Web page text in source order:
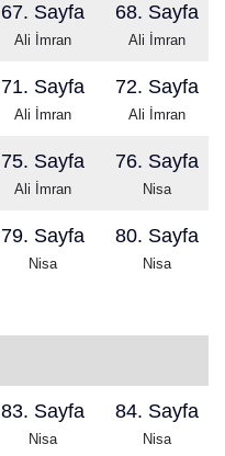
67. Sayfa
Ali İmran
68. Sayfa
Ali İmran
71. Sayfa
Ali İmran
72. Sayfa
Ali İmran
75. Sayfa
Ali İmran
76. Sayfa
Nisa
79. Sayfa
Nisa
80. Sayfa
Nisa
83. Sayfa
Nisa
84. Sayfa
Nisa